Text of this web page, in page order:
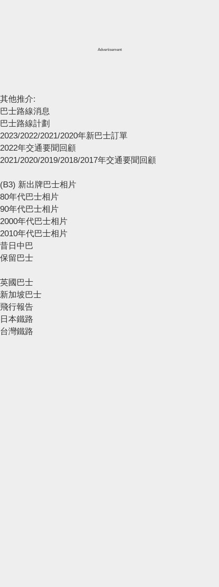
Advertisement
其他推介:
巴士路線消息
巴士路線計劃
2023/2022/2021/2020年新巴士訂單
2022年交通要聞回顧
2021/2020/2019/2018/2017年交通要聞回顧
(B3) 新出牌巴士相片
80年代巴士相片
90年代巴士相片
2000年代巴士相片
2010年代巴士相片
昔日中巴
保留巴士
英國巴士
新加坡巴士
飛行報告
日本鐵路
台灣鐵路